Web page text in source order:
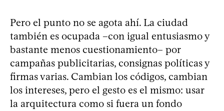
Pero el punto no se agota ahí. La ciudad
también es ocupada –con igual entusiasmo y
bastante menos cuestionamiento– por
campañas publicitarias, consignas políticas y
firmas varias. Cambian los códigos, cambian
los intereses, pero el gesto es el mismo: usar
la arquitectura como si fuera un fondo